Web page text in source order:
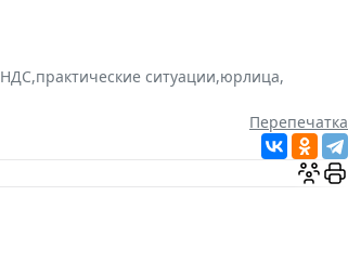
НДС,практические ситуации,юрлица,
Перепечатка